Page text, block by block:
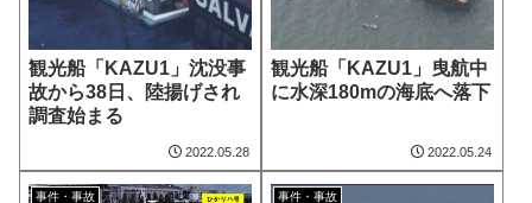
観光船「KAZU1」沈没事
故から38日、陸揚げされ
調査始まる
2022.05.28
観光船「KAZU1」曳航中
に水深180mの海底へ落下
2022.05.24
事件・事故 事件・事故